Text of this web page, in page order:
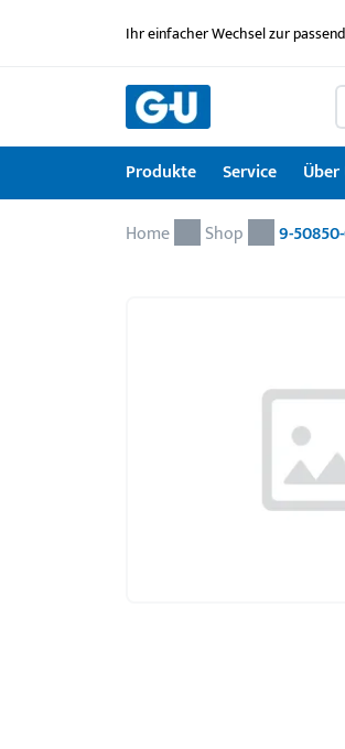
Ihr einfacher Wechsel zur
Produkte
Produkte
Service
Service
Über
Über Uns
Referenzen
Karriere
Kontakt
Drehkipp-Systemcheck
Home Shop 9-50850-